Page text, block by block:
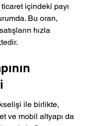
içindeki payı
Bu oran,
hızla
ile birlikte,
ve mobil altyapı da